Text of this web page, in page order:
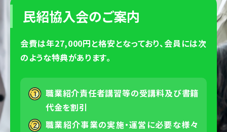
民紹協入会のご案内
会費は年27,000円と格安となっており、会員には次
のような特典があります。
職業紹介責任者講習等の受講料及び書籍
代金を割引
職業紹介事業の実施・運営に必要な様々